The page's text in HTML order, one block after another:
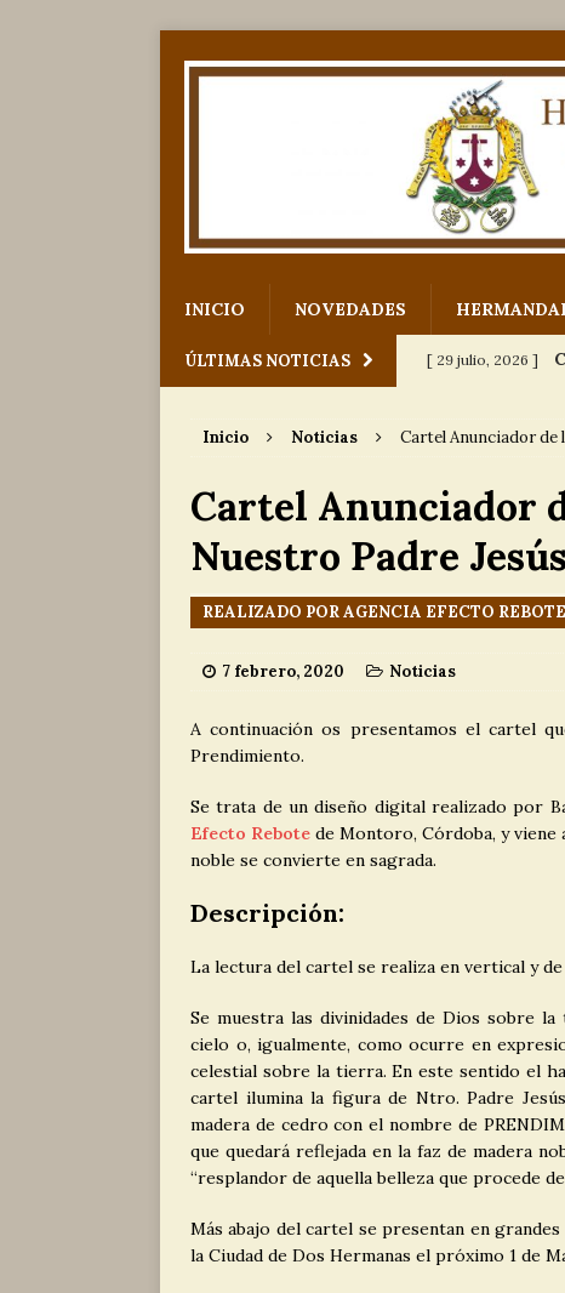
INICIO NOVEDADES
ÚLTIMAS NOTICIAS [ 29 julio, 2026 ]
[ 6 julio, 2026 ]
Carmelo
[ 29 junio, 2026 ]
Inicio Noticias Cartel Anunciador de
Cartel Anunciador
Nuestro Padre
REALIZADO POR AGENCIA EFECTO REBOTE
7 febrero, 2020 Noticias
A continuación os presentamos el cartel
Prendimiento.
Se trata de un diseño digital realizado por
Efecto Rebote de Montoro, Córdoba, y
noble se convierte en sagrada.
Descripción:
La lectura del cartel se realiza en vertical y de
Se muestra las divinidades de Dios sobre
cielo o, igualmente, como ocurre en
celestial sobre la tierra. En este sentido el
cartel ilumina la figura de Ntro. Padre
madera de cedro con el nombre de
que quedará reflejada en la faz de madera
“resplandor de aquella belleza que procede
Más abajo del cartel se presentan en
la Ciudad de Dos Hermanas el próximo 1 de